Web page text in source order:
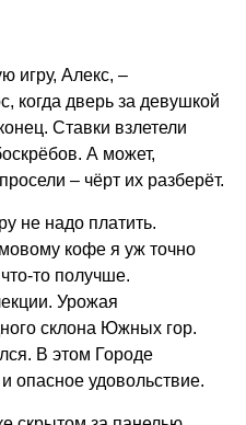
игру, Алекс, –
когда дверь за девушкой
Ставки взлетели
А может,
– чёрт их разберёт.
не надо платить.
кофе я уж точно
то получше.
Урожая
склона Южных гор.
В этом Городе
опасное удовольствие.